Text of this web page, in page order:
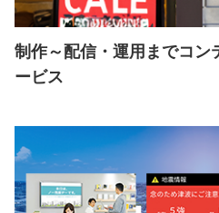
制作～配信・運用までコン
ービス